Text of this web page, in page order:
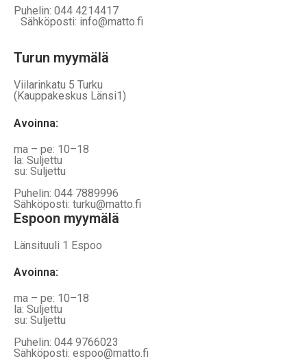
Puhelin: 044 4214417
Sähköposti: info@matto.fi
Turun myymälä
Viilarinkatu 5 Turku
(Kauppakeskus Länsi1)
Avoinna:
ma – pe: 10–18
la: Suljettu
su: Suljettu
Puhelin: 044 7889996
Sähköposti: turku@matto.fi
Espoon myymälä
Länsituuli 1 Espoo
Avoinna:
ma – pe: 10–18
la: Suljettu
su: Suljettu
Puhelin: 044 9766023
Sähköposti: espoo@matto.fi